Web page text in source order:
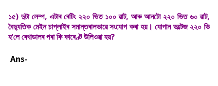
১৫) দুটা লেম্প, এটাৰ ৰেটিং ২২০ ভিত ১০০ ৱাট, আৰু আনটো ২২০ ভিত ৬০ ৱাট,
বৈদ্যুতিক মেইন চাপ্লাইৰ সমান্তৰালভাৱে সংযোগ কৰা হয়। যোগান ভল্টেজ ২২০ ভি
হ’লে ৰেখাডালৰ পৰা কি কাৰেণ্ট উলিওৱা হয়?
Ans-